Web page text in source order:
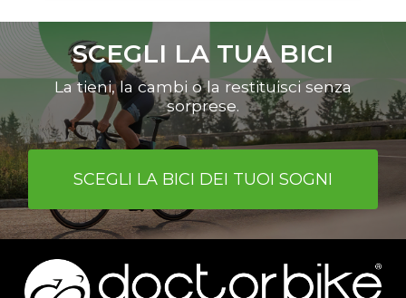
nell’apposita sezione del sito
www.shop.doctorbike.ito cmq tutte
le bici da corsa, MTB, gravel o e-bike
con un valore superiore a euro 2000.
SCEGLI LA TUA BICI
La tieni, la cambi o la restituisci senza
sorprese.
SCEGLI LA BICI DEI TUOI SOGNI